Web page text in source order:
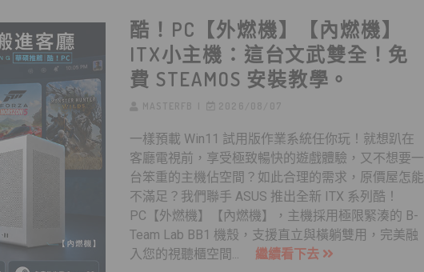
酷！PC【外燃機】【內燃機】
ITX小主機：這台文武雙全！免
費 STEAMOS 安裝教學。
一樣預載 Win11 試用版作業系統任你玩！就想趴在
客廳電視前，享受極致暢快的遊戲體驗，又不想要一
台笨重的主機佔空間？如此合理的需求，原價屋怎能
不滿足？我們聯手 ASUS 推出全新 ITX 系列酷！
PC【外燃機】【內燃機】，主機採用極限緊湊的 B-
Team Lab BB1 機殼，支援直立與橫躺雙用，完美融
入您的視聽櫃空間... 繼續看下去